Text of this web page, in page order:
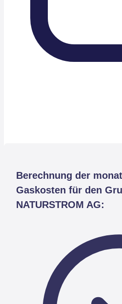
Berechnung der
Gaskosten für den
NATURSTROM AG: